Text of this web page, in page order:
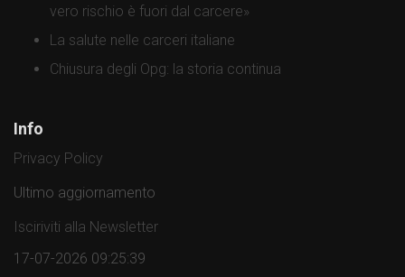
vero rischio è fuori dal carcere»
La salute nelle carceri italiane
Chiusura degli Opg: la storia continua
Info
Privacy Policy
Ultimo aggiornamento
Isciriviti alla Newsletter
17-07-2026 09:25:39